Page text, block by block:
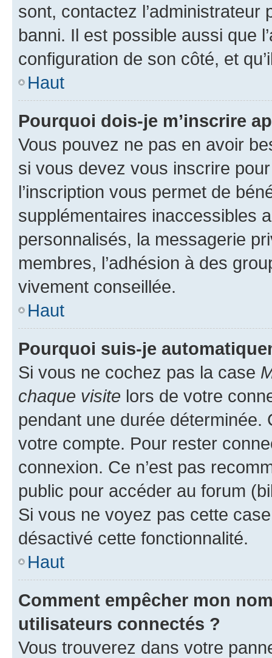
sont, contactez l’administrateur
banni. Il est possible aussi que
configuration de son côté, et
Haut
Pourquoi dois-je m’inscrire
Vous pouvez ne pas en avoir
si vous devez vous inscrire
l’inscription vous permet de
supplémentaires inaccessibles
personnalisés, la messagerie
membres, l’adhésion à des
vivement conseillée.
Haut
Pourquoi suis-je
Si vous ne cochez pas la case
chaque visite lors de votre
pendant une durée déterminée.
votre compte. Pour rester
connexion. Ce n’est pas
public pour accéder au forum
Si vous ne voyez pas cette
désactivé cette fonctionnalité.
Haut
Comment empêcher mon
utilisateurs connectés ?
Vous trouverez dans votre